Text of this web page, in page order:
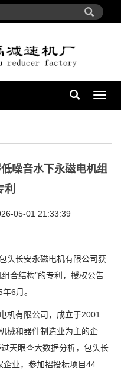
导
噪音水下永磁电机组
利
05-01 21:33:39
长安永磁电机有限公司获
合结构”的专利，授权公告
6月。
有限公司，成立于2001
械和器件制造业为主的企
天眼查大数据分析，包头长
企业，参加招投标项目44